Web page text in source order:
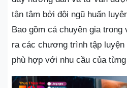
tận tâm bởi đội ngũ huấn
Bao gồm cả chuyên gia
ra các chương trình tập
phù hợp với nhu cầu của